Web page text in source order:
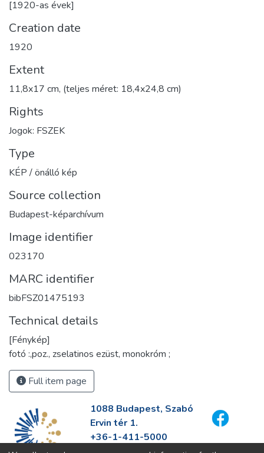
[1920-as évek]
Creation date
1920
Extent
11,8x17 cm, (teljes méret: 18,4x24,8 cm)
Rights
Jogok: FSZEK
Type
KÉP / önálló kép
Source collection
Budapest-képarchívum
Image identifier
023170
MARC identifier
bibFSZ01475193
Technical details
[Fénykép]
fotó :,poz., zselatinos ezüst, monokróm ;
Full item page
1088 Budapest, Szabó
Ervin tér 1.
+36-1-411-5000